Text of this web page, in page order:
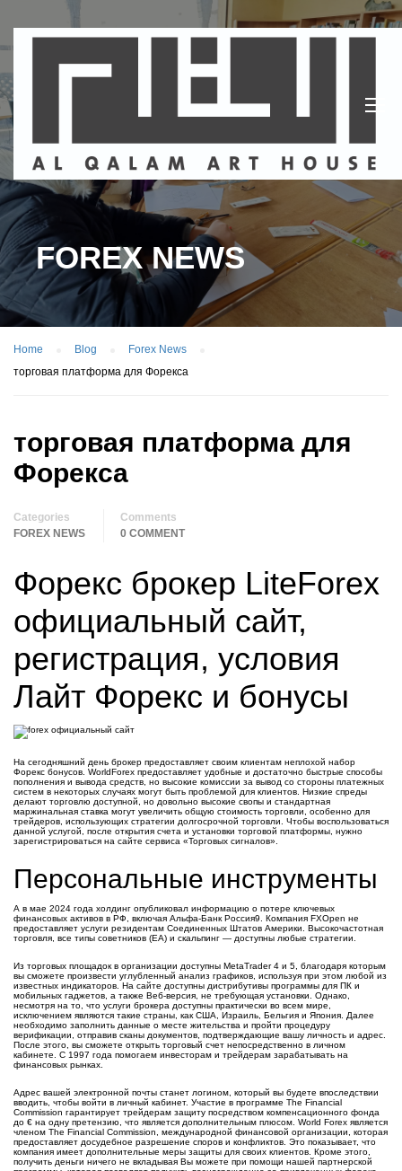
FOREX NEWS
Home Blog
Forex News
торговая платформа для Форекса
торговая платформа для
Форекса
Categories
FOREX NEWS
Comments
0 COMMENT
Форекс брокер LiteForex
официальный сайт,
регистрация, условия
Лайт Форекс и бонусы
На сегодняшний день брокер предоставляет своим клиентам неплохой набор
Форекс бонусов. WorldForex предоставляет удобные и достаточно быстрые способы
пополнения и вывода средств, но высокие комиссии за вывод со стороны платежных
систем в некоторых случаях могут быть проблемой для клиентов. Низкие спреды
делают торговлю доступной, но довольно высокие свопы и стандартная
маржинальная ставка могут увеличить общую стоимость торговли, особенно для
трейдеров, использующих стратегии долгосрочной торговли. Чтобы воспользоваться
данной услугой, после открытия счета и установки торговой платформы, нужно
зарегистрироваться на сайте сервиса «Торговых сигналов».
Персональные инструменты
А в мае 2024 года холдинг опубликовал информацию о потере ключевых
финансовых активов в РФ, включая Альфа-Банк Россия9. Компания FXOpen не
предоставляет услуги резидентам Соединенных Штатов Америки. Высокочастотная
торговля, все типы советников (EA) и скальпинг — доступны любые стратегии.
Из торговых площадок в организации доступны MetaTrader 4 и 5, благодаря которым
вы сможете произвести углубленный анализ графиков, используя при этом любой из
известных индикаторов. На сайте доступны дистрибутивы программы для ПК и
мобильных гаджетов, а также Веб-версия, не требующая установки. Однако,
несмотря на то, что услуги брокера доступны практически во всем мире,
исключением являются такие страны, как США, Израиль, Бельгия и Япония. Далее
необходимо заполнить данные о месте жительства и пройти процедуру
верификации, отправив сканы документов, подтверждающие вашу личность и адрес.
После этого, вы сможете открыть торговый счет непосредственно в личном
кабинете. С 1997 года помогаем инвесторам и трейдерам зарабатывать на
финансовых рынках.
Адрес вашей электронной почты станет логином, который вы будете впоследствии
вводить, чтобы войти в личный кабинет. Участие в программе The Financial
Commission гарантирует трейдерам защиту посредством компенсационного фонда
до € на одну претензию, что является дополнительным плюсом. World Forex является
членом The Financial Commission, международной финансовой организации, которая
предоставляет досудебное разрешение споров и конфликтов. Это показывает, что
компания имеет дополнительные меры защиты для своих клиентов. Кроме этого,
получить деньги ничего не вкладывая Вы можете при помощи нашей партнерской